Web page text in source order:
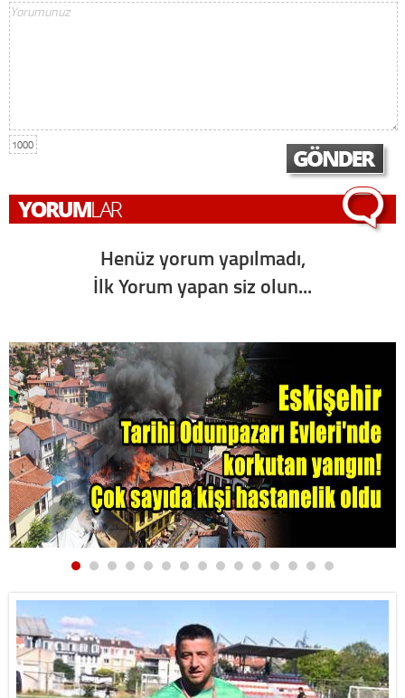
1000
Henüz yorum yapılmadı,
İlk Yorum yapan siz olun...